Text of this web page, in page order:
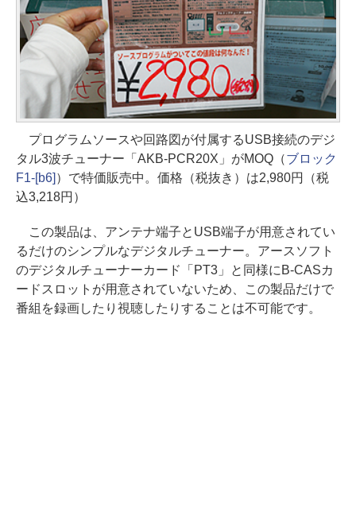
プログラムソースや回路図が付属するUSB接続のデジ
タル3波チューナー「AKB-PCR20X」がMOQ（ブロック
F1-[b6] ）で特価販売中。価格（税抜き）は2,980円（税
込3,218円）
この製品は、アンテナ端子とUSB端子が用意されてい
るだけのシンプルなデジタルチューナー。アースソフト
のデジタルチューナーカード「PT3」と同様にB-CASカ
ードスロットが用意されていないため、この製品だけで
番組を録画したり視聴したりすることは不可能です。